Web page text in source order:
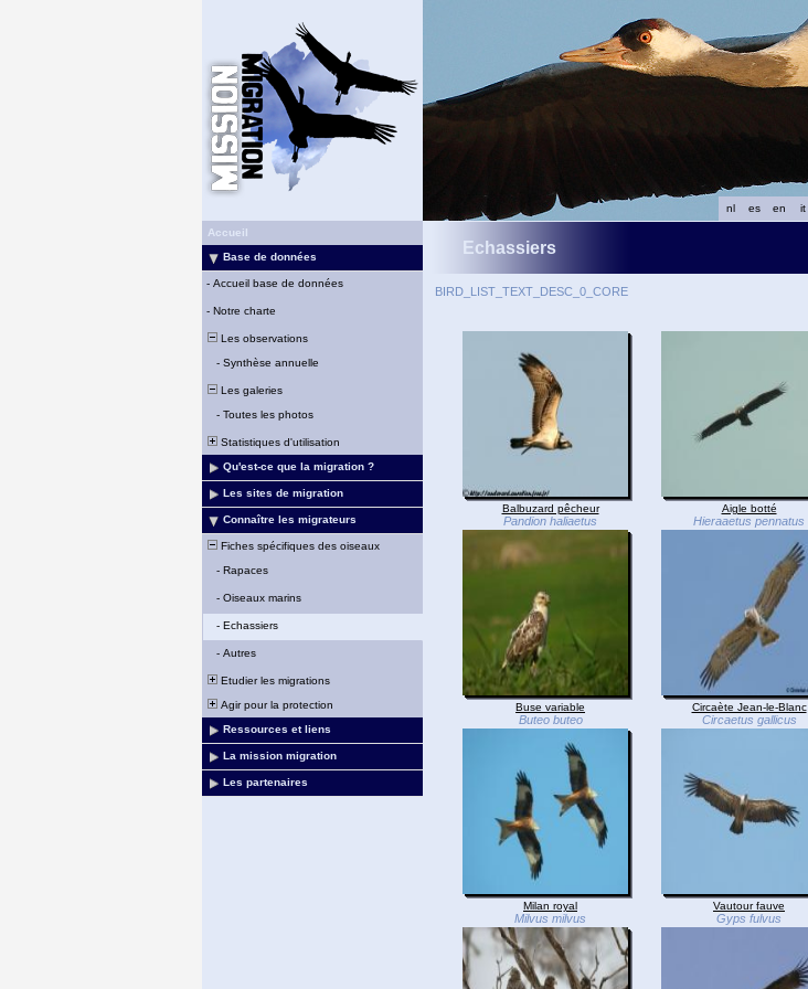
it
en
es
nl
Accueil
Base de données
- Accueil base de données
- Notre charte
Les observations
- Synthèse annuelle
Les galeries
- Toutes les photos
Statistiques d'utilisation
Qu'est-ce que la migration ?
Les sites de migration
Connaître les migrateurs
Fiches spécifiques des oiseaux
- Rapaces
- Oiseaux marins
- Echassiers
- Autres
Etudier les migrations
Agir pour la protection
Ressources et liens
La mission migration
Les partenaires
Echassiers
BIRD_LIST_TEXT_DESC_0_CORE
Balbuzard pêcheur
Pandion haliaetus
Aigle botté
Hieraaetus pennatus
Buse variable
Buteo buteo
Circaète Jean-le-Blanc
Circaetus gallicus
Milan royal
Milvus milvus
Vautour fauve
Gyps fulvus